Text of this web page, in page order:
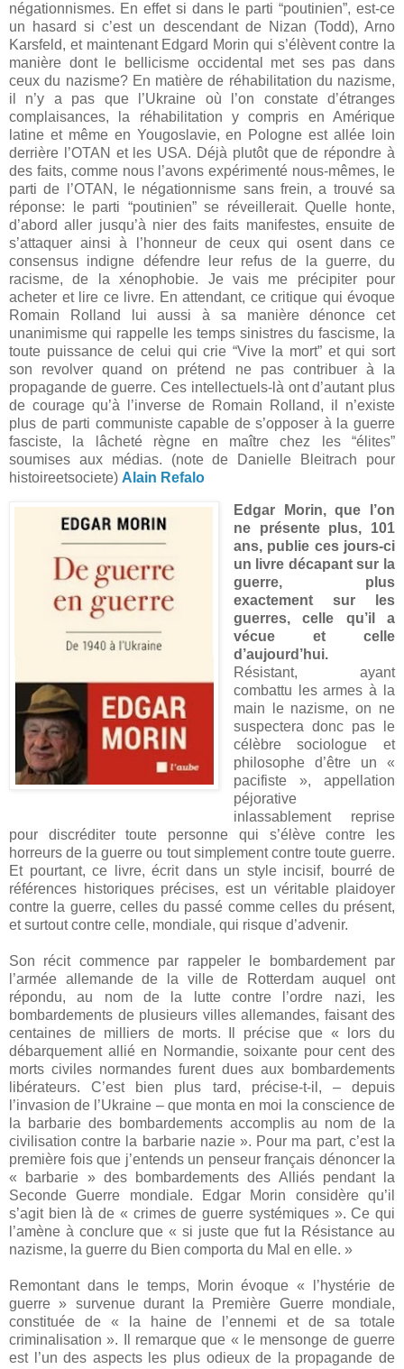
négationnismes. En effet si dans le parti “poutinien”, est-ce
un hasard si c’est un descendant de Nizan (Todd), Arno
Karsfeld, et maintenant Edgard Morin qui s’élèvent contre la
manière dont le bellicisme occidental met ses pas dans
ceux du nazisme? En matière de réhabilitation du nazisme,
il n’y a pas que l’Ukraine où l’on constate d’étranges
complaisances, la réhabilitation y compris en Amérique
latine et même en Yougoslavie, en Pologne est allée loin
derrière l’OTAN et les USA. Déjà plutôt que de répondre à
des faits, comme nous l’avons expérimenté nous-mêmes, le
parti de l’OTAN, le négationnisme sans frein, a trouvé sa
réponse: le parti “poutinien” se réveillerait. Quelle honte,
d’abord aller jusqu’à nier des faits manifestes, ensuite de
s’attaquer ainsi à l’honneur de ceux qui osent dans ce
consensus indigne défendre leur refus de la guerre, du
racisme, de la xénophobie. Je vais me précipiter pour
acheter et lire ce livre. En attendant, ce critique qui évoque
Romain Rolland lui aussi à sa manière dénonce cet
unanimisme qui rappelle les temps sinistres du fascisme, la
toute puissance de celui qui crie “Vive la mort” et qui sort
son revolver quand on prétend ne pas contribuer à la
propagande de guerre. Ces intellectuels-là ont d’autant plus
de courage qu’à l’inverse de Romain Rolland, il n’existe
plus de parti communiste capable de s’opposer à la guerre
fasciste, la lâcheté règne en maître chez les “élites”
soumises aux médias. (note de Danielle Bleitrach pour
histoireetsociete) Alain Refalo
Edgar Morin, que l’on
ne présente plus, 101
ans, publie ces jours-ci
un livre décapant sur la
guerre, plus
exactement sur les
guerres, celle qu’il a
vécue et celle
d’aujourd’hui.
Résistant, ayant
combattu les armes à la
main le nazisme, on ne
suspectera donc pas le
célèbre sociologue et
philosophe d’être un «
pacifiste », appellation
péjorative
inlassablement reprise
pour discréditer toute personne qui s’élève contre les
horreurs de la guerre ou tout simplement contre toute guerre.
Et pourtant, ce livre, écrit dans un style incisif, bourré de
références historiques précises, est un véritable plaidoyer
contre la guerre, celles du passé comme celles du présent,
et surtout contre celle, mondiale, qui risque d’advenir.
Son récit commence par rappeler le bombardement par
l’armée allemande de la ville de Rotterdam auquel ont
répondu, au nom de la lutte contre l’ordre nazi, les
bombardements de plusieurs villes allemandes, faisant des
centaines de milliers de morts. Il précise que « lors du
débarquement allié en Normandie, soixante pour cent des
morts civiles normandes furent dues aux bombardements
libérateurs. C’est bien plus tard, précise-t-il, – depuis
l’invasion de l’Ukraine – que monta en moi la conscience de
la barbarie des bombardements accomplis au nom de la
civilisation contre la barbarie nazie ». Pour ma part, c’est la
première fois que j’entends un penseur français dénoncer la
« barbarie » des bombardements des Alliés pendant la
Seconde Guerre mondiale. Edgar Morin considère qu’il
s’agit bien là de « crimes de guerre systémiques ». Ce qui
l’amène à conclure que « si juste que fut la Résistance au
nazisme, la guerre du Bien comporta du Mal en elle. »
Remontant dans le temps, Morin évoque « l’hystérie de
guerre » survenue durant la Première Guerre mondiale,
constituée de « la haine de l’ennemi et de sa totale
criminalisation ». Il remarque que « le mensonge de guerre
est l’un des aspects les plus odieux de la propagande de